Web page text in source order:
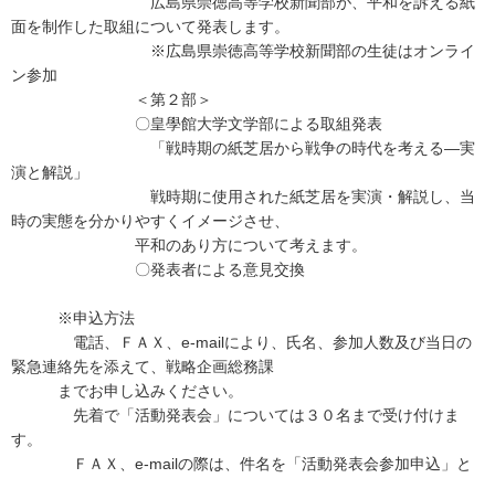
面を制作した取組について発表します。
※広島県崇徳高等学校新聞部の生徒はオンライ
ン参加
＜第２部＞
〇皇學館大学文学部による取組発表
「戦時期の紙芝居から戦争の時代を考える―実
演と解説」
戦時期に使用された紙芝居を実演・解説し、当
時の実態を分かりやすくイメージさせ、
平和のあり方について考えます。
〇発表者による意見交換
※申込方法
電話、ＦＡＸ、e-mailにより、氏名、参加人数及び当日の
緊急連絡先を添えて、戦略企画総務課
までお申し込みください。
先着で「活動発表会」については３０名まで受け付けま
す。
ＦＡＸ、e-mailの際は、件名を「活動発表会参加申込」と